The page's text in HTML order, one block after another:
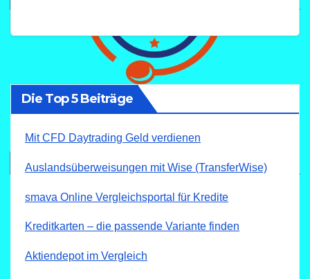
Die Top 5 Beiträge
Mit CFD Daytrading Geld verdienen
Auslandsüberweisungen mit Wise (TransferWise)
smava Online Vergleichsportal für Kredite
Kreditkarten – die passende Variante finden
Aktiendepot im Vergleich